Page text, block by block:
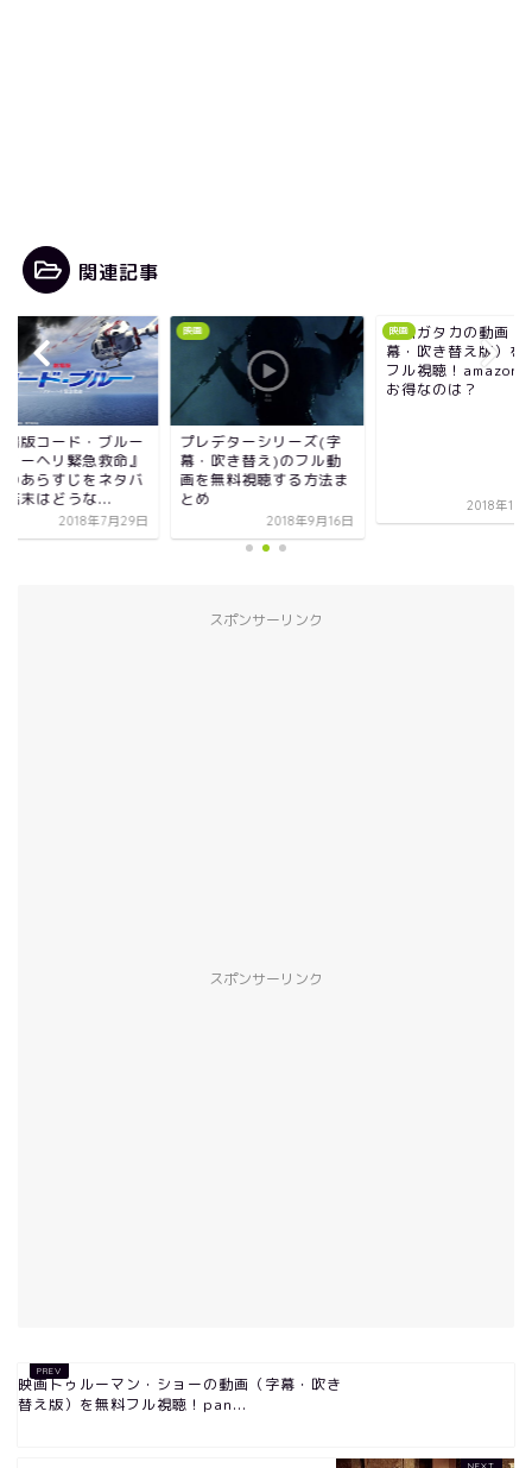
関連記事
デターシリーズ(字
吹き替え)のフル動
無料視聴する方法ま
2018年9月16日
映画
映画ガタカの動画（字
幕・吹き替え版）を無料
フル視聴！amazonより
お得なのは？
映画
レ！結末はどうな...
2018年7
スポンサーリンク
スポンサーリンク
映画トゥルーマン・ショーの動画（字幕・吹き
替え版）を無料フル視聴！pan...